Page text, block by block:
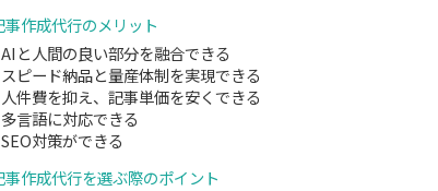
事作成代行のメリット
AIと⼈間の良い部分を融合できる
スピード納品と量産体制を実現できる
人件費を抑え、記事単価を安くできる
多言語に対応できる
SEO対策ができる
事作成代行を選ぶ際のポイント